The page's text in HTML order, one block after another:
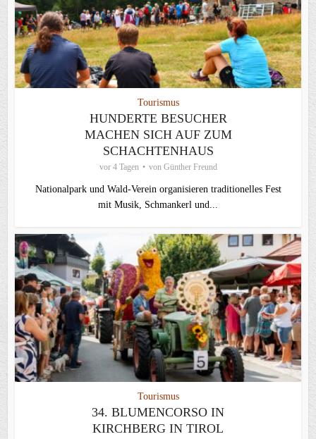
Tourismus
HUNDERTE BESUCHER
MACHEN SICH AUF ZUM
SCHACHTENHAUS
vor 4 Tagen von Günther Freund
Nationalpark und Wald-Verein organisieren traditionelles Fest
mit Musik, Schmankerl und...
Tourismus
34. BLUMENCORSO IN
KIRCHBERG IN TIROL